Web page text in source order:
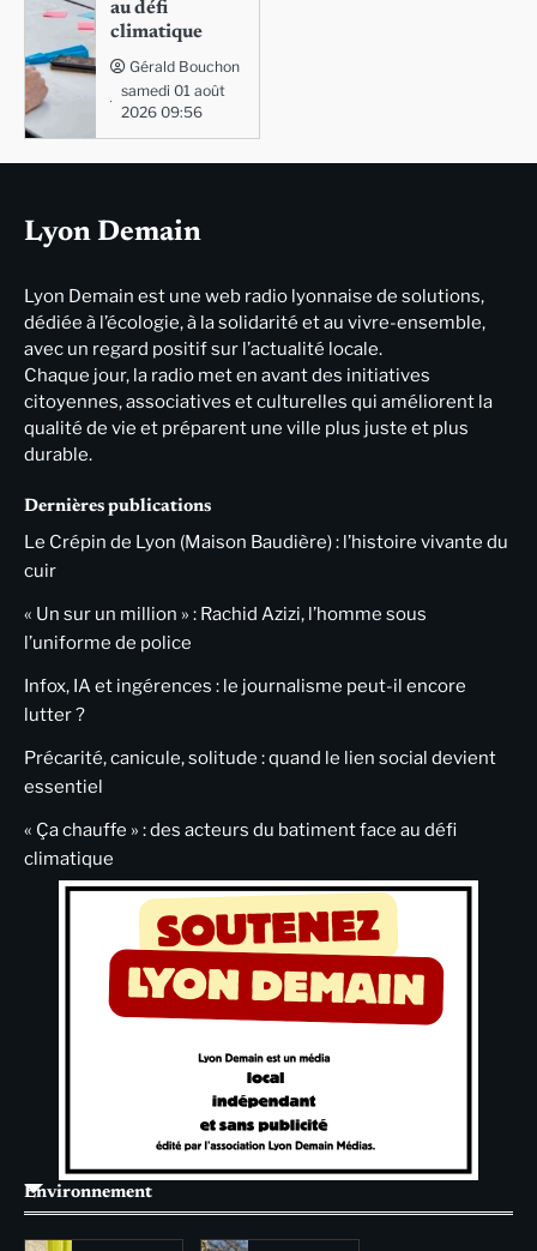
au défi
climatique
Gérald Bouchon
samedi 01 août
2026 09:56
Lyon Demain
Lyon Demain est une web radio lyonnaise de solutions,
dédiée à l’écologie, à la solidarité et au vivre-ensemble,
avec un regard positif sur l’actualité locale.
Chaque jour, la radio met en avant des initiatives
citoyennes, associatives et culturelles qui améliorent la
qualité de vie et préparent une ville plus juste et plus
durable.
Dernières publications
Le Crépin de Lyon (Maison Baudière) : l’histoire vivante du
cuir
« Un sur un million » : Rachid Azizi, l’homme sous
l’uniforme de police
Infox, IA et ingérences : le journalisme peut-il encore
lutter ?
Précarité, canicule, solitude : quand le lien social devient
essentiel
« Ça chauffe » : des acteurs du batiment face au défi
climatique
Environnement